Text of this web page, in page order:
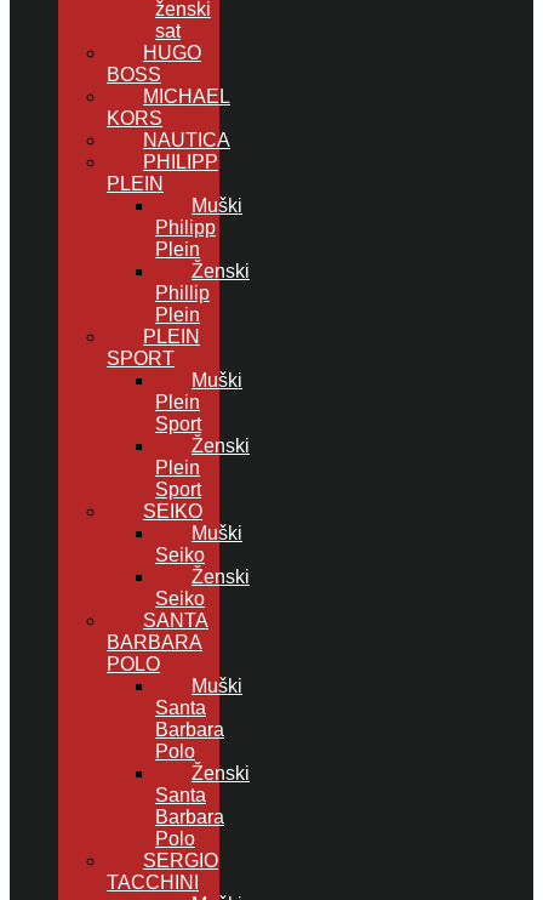
ženski
sat
HUGO
BOSS
MICHAEL
KORS
NAUTICA
PHILIPP
PLEIN
Muški
Philipp
Plein
Ženski
Phillip
Plein
PLEIN
SPORT
Muški
Plein
Sport
Ženski
Plein
Sport
SEIKO
Muški
Seiko
Ženski
Seiko
SANTA
BARBARA
POLO
Muški
Santa
Barbara
Polo
Ženski
Santa
Barbara
Polo
SERGIO
TACCHINI